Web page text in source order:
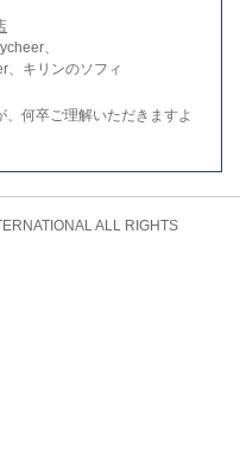
、
、キリンのソフィ
何卒ご理解いただきますよ